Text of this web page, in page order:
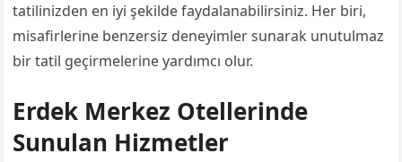
tatilinizden en iyi şekilde faydalanabilirsiniz. Her biri,
misafirlerine benzersiz deneyimler sunarak unutulmaz
bir tatil geçirmelerine yardımcı olur.
Erdek Merkez Otellerinde
Sunulan Hizmetler